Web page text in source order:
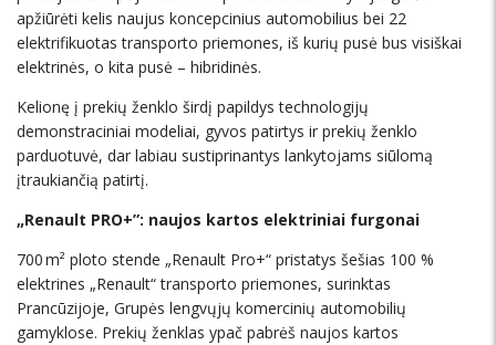
apžiūrėti kelis naujus koncepcinius automobilius bei 22
elektrifikuotas transporto priemones, iš kurių pusė bus visiškai
elektrinės, o kita pusė – hibridinės.
Kelionę į prekių ženklo širdį papildys technologijų
demonstraciniai modeliai, gyvos patirtys ir prekių ženklo
parduotuvė, dar labiau sustiprinantys lankytojams siūlomą
įtraukiančią patirtį.
„Renault PRO+”: naujos kartos elektriniai furgonai
700 m² ploto stende „Renault Pro+“ pristatys šešias 100 %
elektrines „Renault“ transporto priemones, surinktas
Prancūzijoje, Grupės lengvųjų komercinių automobilių
gamyklose. Prekių ženklas ypač pabrėš naujos kartos